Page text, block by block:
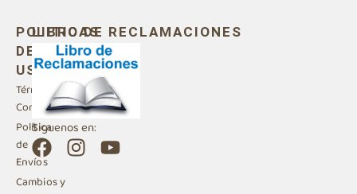
POLITICAS
DE
USO
Términos y
Condiciones
Política
de
Envíos
Cambios y
LIBRO DE RECLAMACIONES
Siguenos en:
F
a
c
I
n
Y